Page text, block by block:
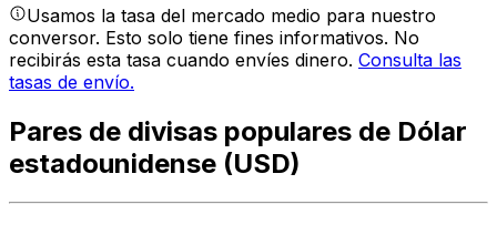
Usamos la tasa del mercado medio para nuestro
conversor. Esto solo tiene fines informativos. No
recibirás esta tasa cuando envíes dinero. Consulta las
tasas de envío.
Pares de divisas populares de Dólar
estadounidense (USD)